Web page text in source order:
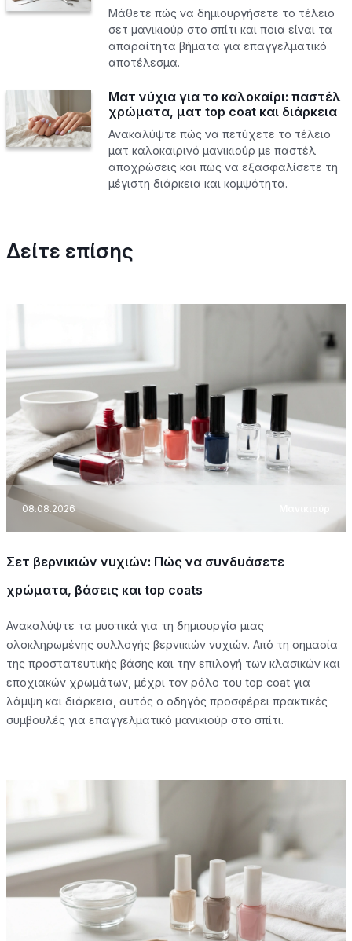
Μάθετε πώς να δημιουργήσετε το τέλειο
σετ μανικιούρ στο σπίτι και ποια είναι τα
απαραίτητα βήματα για επαγγελματικό
αποτέλεσμα.
Ματ νύχια για το καλοκαίρι: παστέλ
χρώματα, ματ top coat και διάρκεια
Ανακαλύψτε πώς να πετύχετε το τέλειο
ματ καλοκαιρινό μανικιούρ με παστέλ
αποχρώσεις και πώς να εξασφαλίσετε τη
μέγιστη διάρκεια και κομψότητα.
Δείτε επίσης
08.08.2026
Σετ βερνικιών νυχιών: Πώς να συνδυάσετε
χρώματα, βάσεις και top coats
Ανακαλύψτε τα μυστικά για τη δημιουργία μιας
ολοκληρωμένης συλλογής βερνικιών νυχιών. Από τη σημασία
της προστατευτικής βάσης και την επιλογή των κλασικών και
εποχιακών χρωμάτων, μέχρι τον ρόλο του top coat για
λάμψη και διάρκεια, αυτός ο οδηγός προσφέρει πρακτικές
συμβουλές για επαγγελματικό μανικιούρ στο σπίτι.